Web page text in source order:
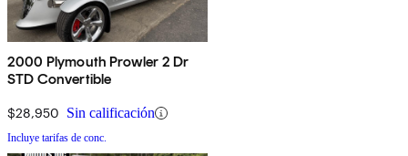
2000 Plymouth Prowler 2 Dr
STD Convertible
$28,950 Sin calificación
Incluye tarifas de conc.